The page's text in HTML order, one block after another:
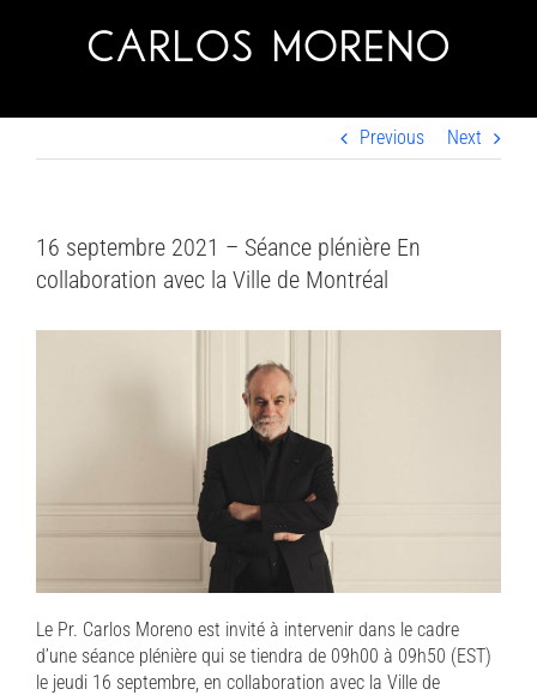
Previous Next
16 septembre 2021 – Séance plénière En
collaboration avec la Ville de Montréal
Le Pr. Carlos Moreno est invité à intervenir dans le cadre
d’une séance plénière qui se tiendra de 09h00 à 09h50 (EST)
le jeudi 16 septembre, en collaboration avec la Ville de